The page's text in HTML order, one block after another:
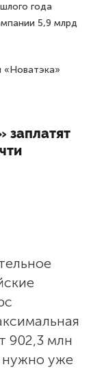
года
5,9 млрд
«Новатэка»
заплатят
902,3 млн
нужно уже